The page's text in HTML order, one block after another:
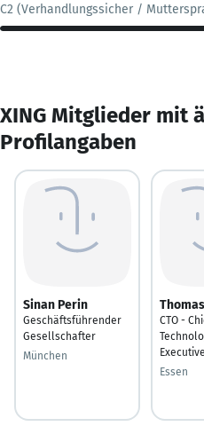
C2 (Verhandlungssicher /
XING Mitglieder mit
Profilangaben
Sinan Perin
Geschäftsführender
Gesellschafter
München
CTO -
Essen